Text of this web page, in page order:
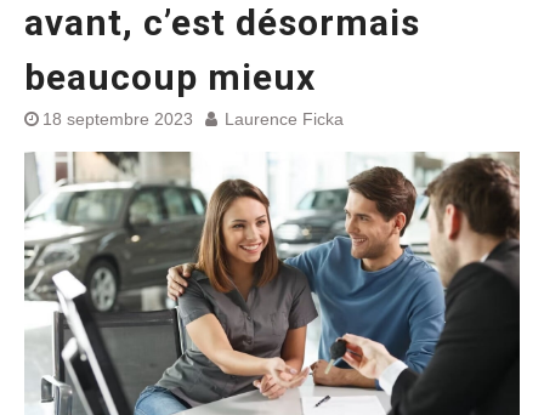
avant, c’est désormais
beaucoup mieux
18 septembre 2023 Laurence Ficka